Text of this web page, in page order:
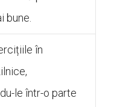
bune.
în
le într-o parte